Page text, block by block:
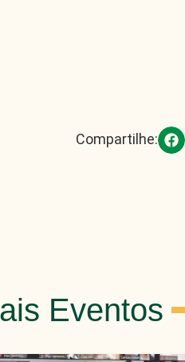
Compartilhe:
Eventos